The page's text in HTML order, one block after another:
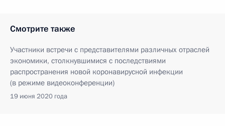
Смотрите также
Участники встречи с представителями различных отраслей
экономики, столкнувшимися с последствиями
распространения новой коронавирусной инфекции
(в режиме видеоконференции)
19 июня 2020 года